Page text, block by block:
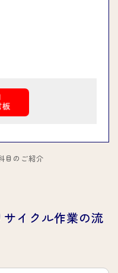
目のご紹介
イクル作業の流